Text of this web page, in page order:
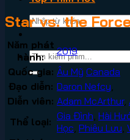
Star vs. the
Năm phát
hành:
2019
Quốc gia: Âu Mỹ Canada
Đạo diễn: Daron Nefcy
Diễn viên: Adam McArthur,
Thể loại: Gia Đình Hài
Học Phiêu Lưu